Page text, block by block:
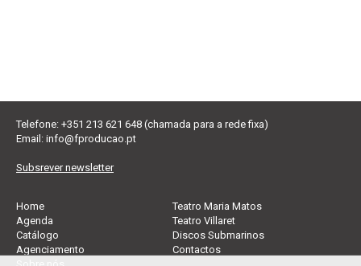
Telefone: +351 213 621 648 (chamada para a rede fixa)
Email: info@fproducao.pt
Subsrever newsletter
Home
Agenda
Catálogo
Agenciamento
Teatro Maria Matos
Teatro Villaret
Discos Submarinos
Contactos